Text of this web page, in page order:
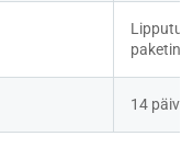
paketin
14